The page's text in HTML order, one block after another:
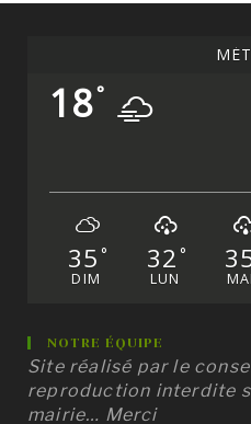
18°
35 °
DIM
32 °
LUN
NOTRE ÉQUIPE
Site réalisé par le
reproduction interdite
mairie… Merci